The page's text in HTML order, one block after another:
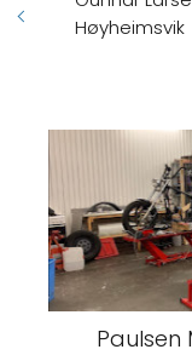
Høyheimsvik
Paulsen